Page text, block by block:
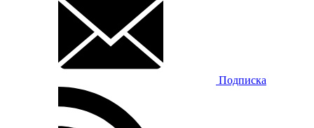
Подписка